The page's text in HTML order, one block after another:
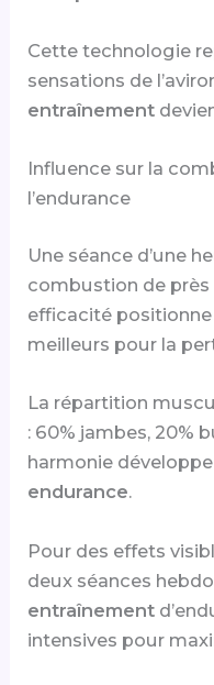
Cette technologie
sensations de
entraînement
Influence sur la
l’endurance
Une séance d’une
combustion de près
efficacité positionne
meilleurs pour la
La répartition
: 60% jambes, 20%
harmonie
endurance.
Pour des effets
deux séances
entraînement
intensives pour